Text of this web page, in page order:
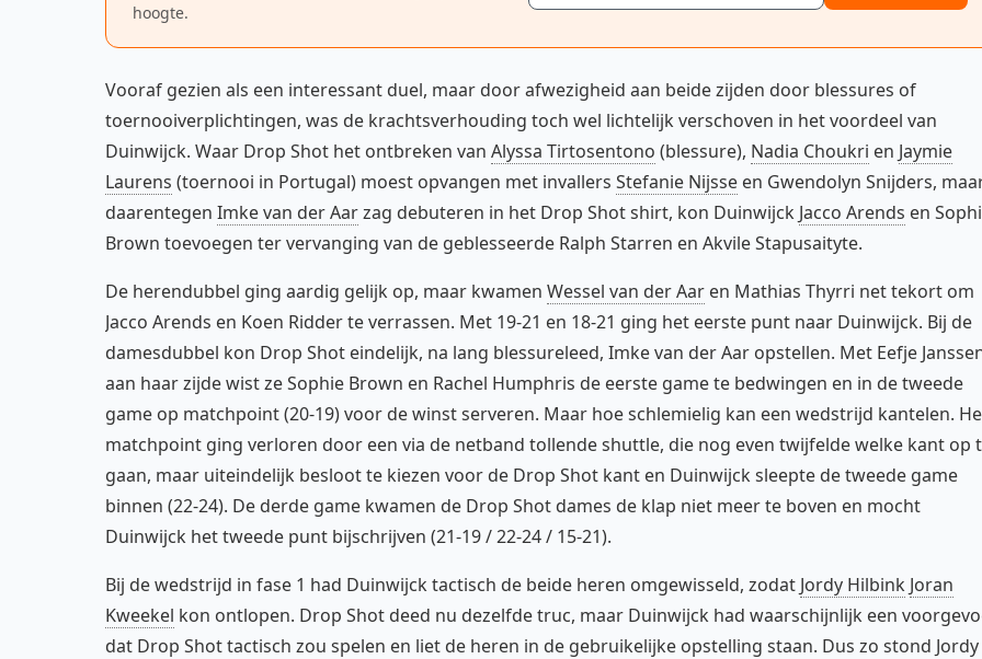
hoogte.
Vooraf gezien als een interessant duel, maar door afwezigheid aan beide zijden door blessures of
toernooiverplichtingen, was de krachtsverhouding toch wel lichtelijk verschoven in het voordeel van
Duinwijck. Waar Drop Shot het ontbreken van Alyssa Tirtosentono (blessure), Nadia Choukri en Jaymie
Laurens (toernooi in Portugal) moest opvangen met invallers Stefanie Nijsse en Gwendolyn Snijders,
daarentegen Imke van der Aarzag debuteren in het Drop Shot shirt, kon Duinwijck Jacco Arends en
Brown toevoegen ter vervanging van de geblesseerde Ralph Starren en Akvile Stapusaityte.
De herendubbel ging aardig gelijk op, maar kwamen Wessel van der Aar en Mathias Thyrri net tekort om
Jacco Arends en Koen Ridder te verrassen. Met 19-21 en 18-21 ging het eerste punt naar Duinwijck. Bij de
damesdubbel kon Drop Shot eindelijk, na lang blessureleed, Imke van der Aar opstellen. Met Eefje
aan haar zijde wist ze Sophie Brown en Rachel Humphris de eerste game te bedwingen en in de tweede
game op matchpoint (20-19) voor de winst serveren. Maar hoe schlemielig kan een wedstrijd kantelen.
matchpoint ging verloren door een via de netband tollende shuttle, die nog even twijfelde welke kant op
gaan, maar uiteindelijk besloot te kiezen voor de Drop Shot kant en Duinwijck sleepte de tweede game
binnen (22-24). De derde game kwamen de Drop Shot dames de klap niet meer te boven en mocht
Duinwijck het tweede punt bijschrijven (21-19 / 22-24 / 15-21).
Bij de wedstrijd in fase 1 had Duinwijck tactisch de beide heren omgewisseld, zodat Jordy Hilbink Joran
Kweekel kon ontlopen. Drop Shot deed nu dezelfde truc, maar Duinwijck had waarschijnlijk een
dat Drop Shot tactisch zou spelen en liet de heren in de gebruikelijke opstelling staan. Dus zo stond Jordy